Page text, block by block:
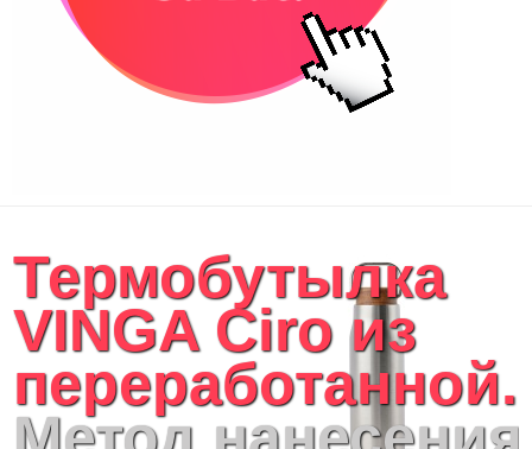
Термобутылка
VINGA Ciro из